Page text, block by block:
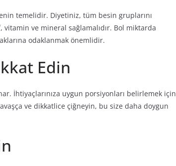
temelidir. Diyetiniz, tüm besin gruplarını
ve mineral sağlamalıdır. Bol miktarda
odaklanmak önemlidir.
Edin
İhtiyaçlarınıza uygun porsiyonları belirlemek için
ve dikkatlice çiğneyin, bu size daha doygun